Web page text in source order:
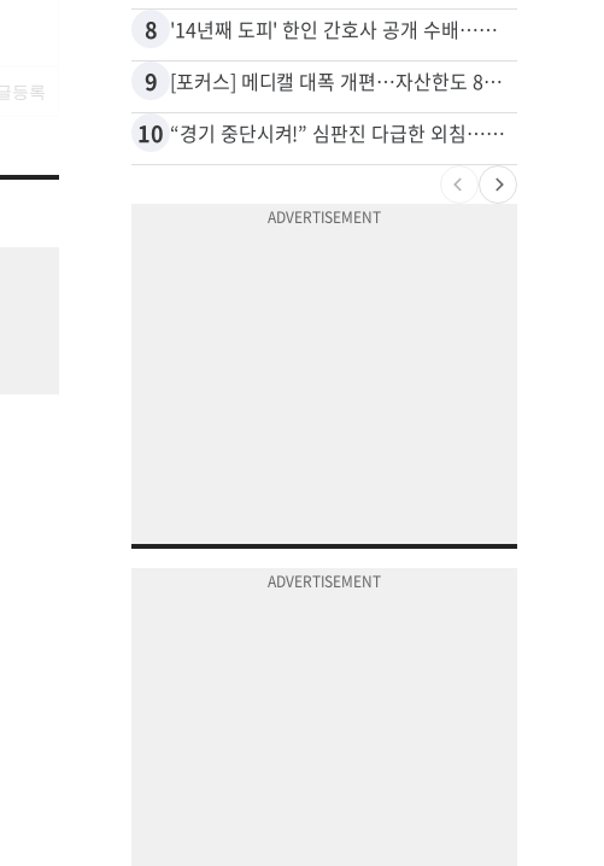
8 '14년째 도피' 한인 간호사 공개 수배…메디케어 사기 유죄
9 [포커스] 메디캘 대폭 개편…자산한도 84% 축소
10 “경기 중단시켜!” 심판진 다급한 외침…폭염에 야구팬 쓰러졌다